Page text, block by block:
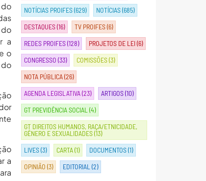
do
do
a
o
a
NOTÍCIAS PROIFES(629) NOTÍCIAS(685)
DESTAQUES(16) TV PROIFES(6)
REDES PROIFES(128) PROJETOS DE LEI(6)
CONGRESSO (33) COMISSÕES(3)
NOTA PÚBLICA(26)
AGENDA LEGISLATIVA(23) ARTIGOS(10)
GT PREVIDÊNCIA SOCIAL (4)
GT DIREITOS HUMANOS, RAÇA/ETNICIDADE,
GÊNERO E SEXUALIDADES(13)
LIVES(3) CARTA(1) DOCUMENTOS(1)
OPINIÃO (3) EDITORIAL (2)